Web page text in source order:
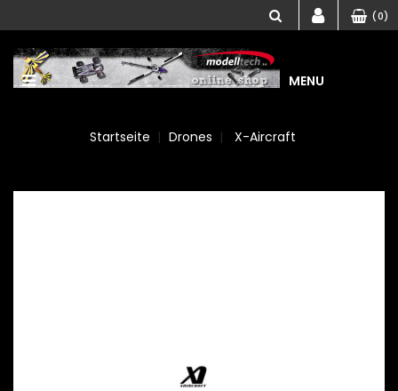
(0)
MENU
Startseite Drones X-Aircraft